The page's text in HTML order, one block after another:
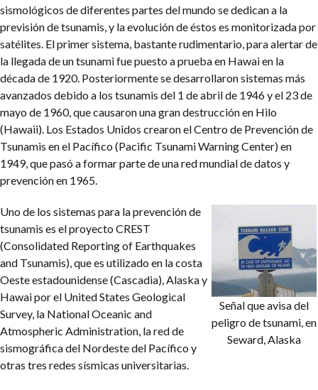
sismológicos de diferentes partes del mundo se dedican a la
previsión de tsunamis, y la evolución de éstos es monitorizada por
satélites. El primer sistema, bastante rudimentario, para alertar de
la llegada de un tsunami fue puesto a prueba en Hawai en la
década de 1920. Posteriormente se desarrollaron sistemas más
avanzados debido a los tsunamis del 1 de abril de 1946 y el 23 de
mayo de 1960, que causaron una gran destrucción en Hilo
(Hawaii). Los Estados Unidos crearon el Centro de Prevención de
Tsunamis en el Pacífico (Pacific Tsunami Warning Center) en
1949, que pasó a formar parte de una red mundial de datos y
prevención en 1965.
Señal que avisa del
peligro de tsunami, en
Seward, Alaska
Uno de los sistemas para la prevención de
tsunamis es el proyecto CREST
(Consolidated Reporting of Earthquakes
and Tsunamis), que es utilizado en la costa
Oeste estadounidense (Cascadia), Alaska y
Hawai por el United States Geological
Survey, la National Oceanic and
Atmospheric Administration, la red de
sismográfica del Nordeste del Pacífico y
otras tres redes sísmicas universitarias.